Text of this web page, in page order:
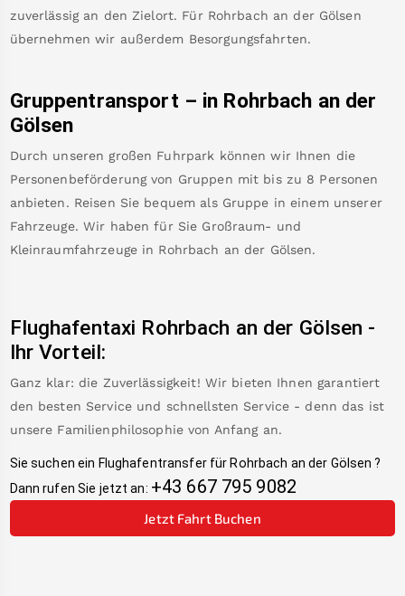
zuverlässig an den Zielort. Für Rohrbach an der Gölsen
übernehmen wir außerdem Besorgungsfahrten.
Gruppentransport – in Rohrbach an der
Gölsen
Durch unseren großen Fuhrpark können wir Ihnen die
Personenbeförderung von Gruppen mit bis zu 8 Personen
anbieten. Reisen Sie bequem als Gruppe in einem unserer
Fahrzeuge. Wir haben für Sie Großraum- und
Kleinraumfahrzeuge in Rohrbach an der Gölsen.
Flughafentaxi Rohrbach an der Gölsen -
Ihr Vorteil:
Ganz klar: die Zuverlässigkeit! Wir bieten Ihnen garantiert
den besten Service und schnellsten Service - denn das ist
unsere Familienphilosophie von Anfang an.
Sie suchen ein Flughafentransfer für Rohrbach an der Gölsen ?
Dann rufen Sie jetzt an: +43 667 795 9082
Jetzt Fahrt Buchen